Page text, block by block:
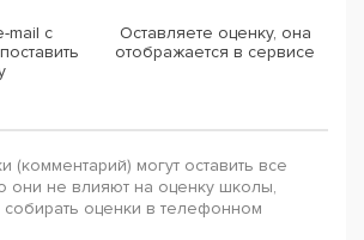
mail с
Оставляете оценку, она
отображается в сервисе
(комментарий) могут оставить все
они не влияют на оценку школы,
оценки в телефонном